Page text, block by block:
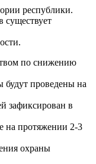
республики.
существует
по снижению
будут проведены на
зафиксирован в
на протяжении 2-3
охраны